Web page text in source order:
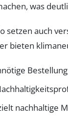
was
setzen auch
bieten
nachhaltige